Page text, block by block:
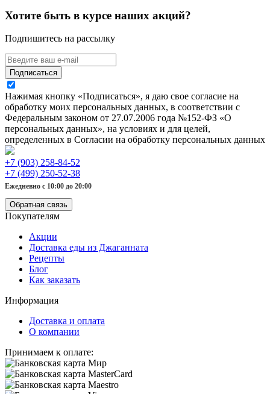
Хотите быть в курсе наших акций?
Подпишитесь на рассылку
Подписаться
Нажимая кнопку «Подписаться», я даю свое согласие на
обработку моих персональных данных, в соответствии с
Федеральным законом от 27.07.2006 года №152-ФЗ «О
персональных данных», на условиях и для целей,
определенных в Согласии на обработку персональных данных
+7 (903) 258-84-52
+7 (499) 250-52-38
Ежедневно с 10:00 до 20:00
Обратная связь
Покупателям
Акции
Доставка еды из Джаганната
Рецепты
Блог
Как заказать
Информация
Доставка и оплата
О компании
Принимаем к оплате: